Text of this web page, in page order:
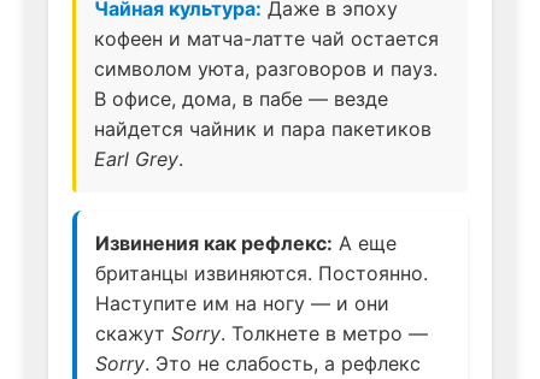
Чайная культура: Даже в эпоху
кофеен и матча-латте чай остается
символом уюта, разговоров и пауз.
В офисе, дома, в пабе — везде
найдется чайник и пара пакетиков
Earl Grey.
Извинения как рефлекс: А еще
британцы извиняются. Постоянно.
Наступите им на ногу — и они
скажут Sorry. Толкнете в метро —
Sorry. Это не слабость, а рефлекс